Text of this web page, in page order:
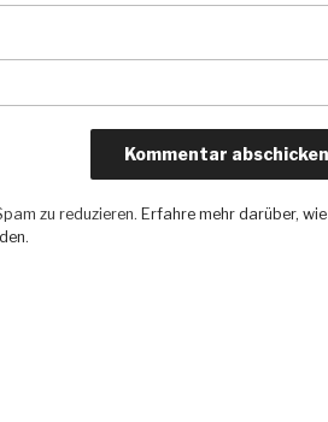
zu reduzieren. Erfahre mehr darüber, wie
.